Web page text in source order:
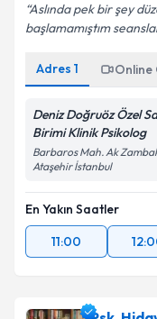
Aslında pek bir şey
başlamamıştım
Adres 1 Online
Deniz Doğruöz Özel
Birimi Klinik Psikolog
Barbaros Mah. Ak
Ataşehir İstanbul
En Yakın Saatler
11:00